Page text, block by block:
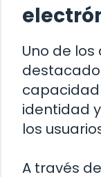
Uno de
identidad
los
A través